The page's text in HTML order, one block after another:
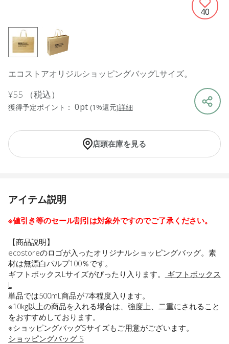
40
エコストアオリジルショッピングバッグLサイズ。
¥55 （税込）
獲得予定ポイント： 0pt (1%還元)詳細
店頭在庫を見る
アイテム説明
※値引き等のセール割引は対象外ですのでご了承ください。
【商品説明】
ecostoreのロゴが入ったオリジナルショッピングバッグ。素
材は無漂白パルプ100％です。
ギフトボックスLサイズがぴったり入ります。
ギフトボックス
L
単品では500mL商品が7本程度入ります。
※10kg以上の商品を入れる場合は、強度上、二重にされること
をおすすめしております。
※ショッピングバッグSサイズもご用意がございます。
ショッピングバッグ S